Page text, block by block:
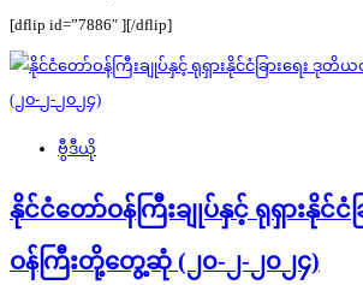
[dflip id=”7886″ ][/dflip]
ဗွီဒီယို
နိုင်ငံတော်ဝန်ကြီးချုပ်နှင့် ရုရှားနိုင်ငံ
ဝန်ကြီးတို့တွေ့ဆုံ (၂၀-၂-၂၀၂၄)